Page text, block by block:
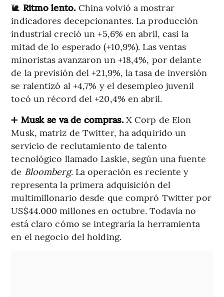
🐌 Ritmo lento. China volvió a mostrar
indicadores decepcionantes. La producción
industrial creció un +5,6% en abril, casi la
mitad de lo esperado (+10,9%). Las ventas
minoristas avanzaron un +18,4%, por delante
de la previsión del +21,9%, la tasa de inversión
se ralentizó al +4,7% y el desempleo juvenil
tocó un récord del +20,4% en abril.
➕ Musk se va de compras.X Corp de Elon
Musk, matriz de Twitter, ha adquirido un
servicio de reclutamiento de talento
tecnológico llamado Laskie, según una fuente
de Bloomberg. La operación es reciente y
representa la primera adquisición del
multimillonario desde que compró Twitter por
US$44.000 millones en octubre. Todavía no
está claro cómo se integraría la herramienta
en el negocio del holding.